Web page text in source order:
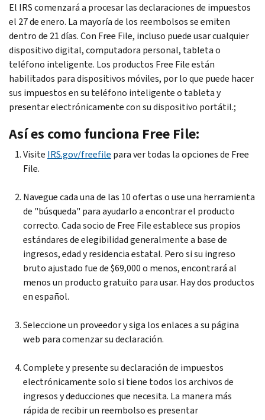
El IRS comenzará a procesar las declaraciones de impuestos
el 27 de enero. La mayoría de los reembolsos se emiten
dentro de 21 días. Con Free File, incluso puede usar cualquier
dispositivo digital, computadora personal, tableta o
teléfono inteligente. Los productos Free Fileestán
habilitados para dispositivos móviles, por lo que puede hacer
sus impuestos en su teléfono inteligente o tableta y
presentar electrónicamente con su dispositivo portátil.;
Así es como funciona Free File:
Visite IRS.gov/freefile para ver todas la opciones de Free
File.
Navegue cada una de las 10 ofertas o use una herramienta
de "búsqueda" para ayudarlo a encontrar el producto
correcto. Cada socio de Free Fileestablece sus propios
estándares de elegibilidad generalmente a base de
ingresos, edad y residencia estatal. Pero si su ingreso
bruto ajustado fue de $69,000 o menos, encontrará al
menos un producto gratuito para usar. Hay dos productos
en español.
Seleccione un proveedor y siga los enlaces a su página
web para comenzar su declaración.
Complete y presente su declaración de impuestos
electrónicamente solo si tiene todos los archivos de
ingresos y deducciones que necesita. La manera más
rápida de recibir un reembolso es presentar